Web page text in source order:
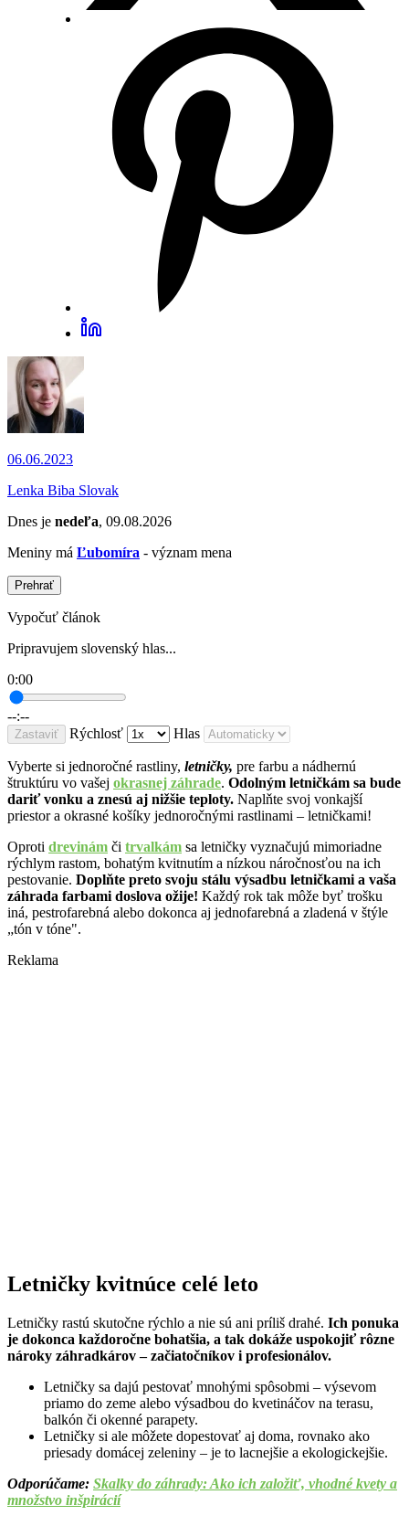
06.06.2023
Lenka Biba Slovak
Dnes je nedeľa, 09.08.2026
Meniny má Ľubomíra - význam mena
Prehrať
Vypočuť článok
Pripravujem slovenský hlas...
0:00
--:--
Zastaviť Rýchlosť Hlas
Vyberte si jednoročné rastliny, letničky, pre farbu a nádhernú
štruktúru vo vašej okrasnej záhrade. Odolným letničkám sa bude
dariť vonku a znesú aj nižšie teploty. Naplňte svoj vonkajší
priestor a okrasné košíky jednoročnými rastlinami – letničkami!
Oproti drevinám či trvalkám sa letničky vyznačujú mimoriadne
rýchlym rastom, bohatým kvitnutím a nízkou náročnosťou na ich
pestovanie. Doplňte preto svoju stálu výsadbu letničkami a vaša
záhrada farbami doslova ožije! Každý rok tak môže byť trošku
iná, pestrofarebná alebo dokonca aj jednofarebná a zladená v štýle
„tón v tóne".
Reklama
Letničky kvitnúce celé leto
Letničky rastú skutočne rýchlo a nie sú ani príliš drahé. Ich ponuka
je dokonca každoročne bohatšia, a tak dokáže uspokojiť rôzne
nároky záhradkárov – začiatočníkov i profesionálov.
Letničky sa dajú pestovať mnohými spôsobmi – výsevom
priamo do zeme alebo výsadbou do kvetináčov na terasu,
balkón či okenné parapety.
Letničky si ale môžete dopestovať aj doma, rovnako ako
priesady domácej zeleniny – je to lacnejšie a ekologickejšie.
Odporúčame: Skalky do záhrady: Ako ich založiť, vhodné kvety a
množstvo inšpirácií